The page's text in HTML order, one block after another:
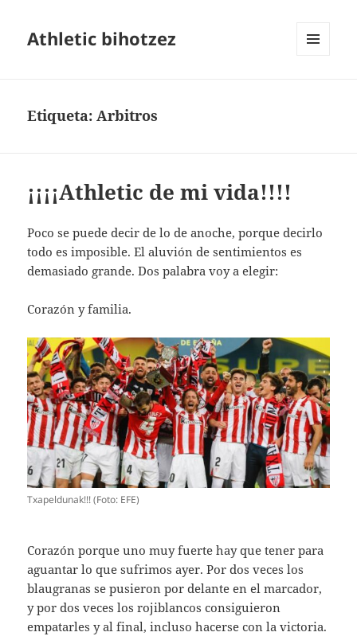
Athletic bihotzez
Etiqueta:Arbitros
¡¡¡¡Athletic de mi vida!!!!
Poco se puede decir de lo de anoche, porque decirlo
todo es imposible. El aluvión de sentimientos es
demasiado grande. Dos palabra voy a elegir:
Corazón y familia.
Txapeldunak!!! (Foto: EFE)
Corazón porque uno muy fuerte hay que tener para
aguantar lo que sufrimos ayer. Por dos veces los
blaugranas se pusieron por delante en el marcador,
y por dos veces los rojiblancos consiguieron
empatarles y al final, incluso hacerse con la victoria.